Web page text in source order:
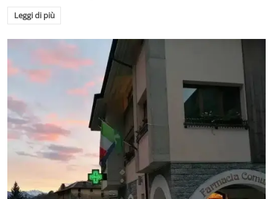
Leggi di più